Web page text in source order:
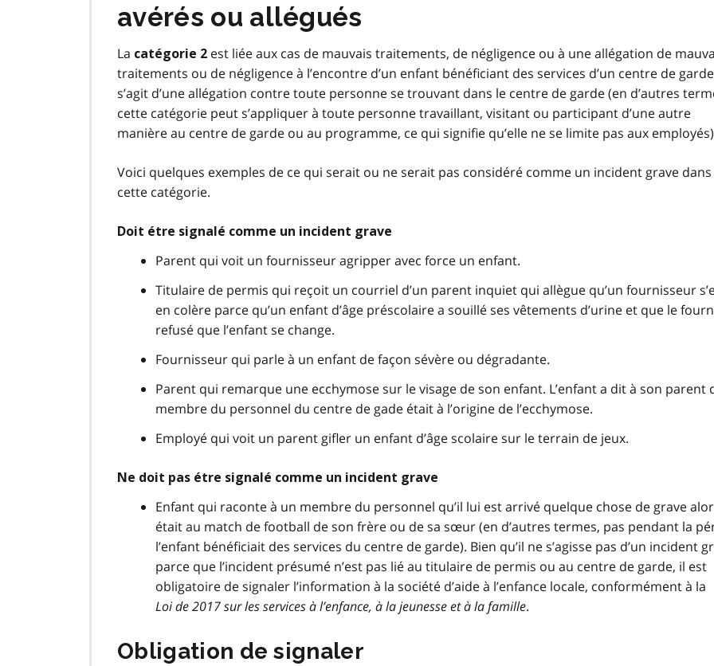
avérés ou allégués
La catégorie 2 est liée aux cas de mauvais traitements, de négligence ou à une allégation de
traitements ou de négligence à l’encontre d’un enfant bénéficiant des services d’un centre de
s’agit d’une allégation contre toute personne se trouvant dans le centre de garde (en d’autres
cette catégorie peut s’appliquer à toute personne travaillant, visitant ou participant d’une autre
manière au centre de garde ou au programme, ce qui signifie qu’elle ne se limite pas aux
Voici quelques exemples de ce qui serait ou ne serait pas considéré comme un incident grave dans
cette catégorie.
Doit étre signalé comme un incident grave
Parent qui voit un fournisseur agripper avec force un enfant.
Titulaire de permis qui reçoit un courriel d’un parent inquiet qui allègue qu’un fournisseur
en colère parce qu’un enfant d’âge préscolaire a souillé ses vêtements d’urine et que le
refusé que l’enfant se change.
Fournisseur qui parle à un enfant de façon sévère ou dégradante.
Parent qui remarque une ecchymose sur le visage de son enfant. L’enfant a dit à son parent
membre du personnel du centre de gade était à l’origine de l’ecchymose.
Employé qui voit un parent gifler un enfant d’âge scolaire sur le terrain de jeux.
Ne doit pas étre signalé comme un incident grave
Enfant qui raconte à un membre du personnel qu’il lui est arrivé quelque chose de grave
était au match de football de son frère ou de sa sœur (en d’autres termes, pas pendant la
l’enfant bénéficiait des services du centre de garde). Bien qu’il ne s’agisse pas d’un incident
parce que l’incident présumé n’est pas lié au titulaire de permis ou au centre de garde, il est
obligatoire de signaler l’information à la société d’aide à l’enfance locale, conformément à la
Loi de 2017 sur les services à l’enfance, à la jeunesse et à la famille.
Obligation de signaler